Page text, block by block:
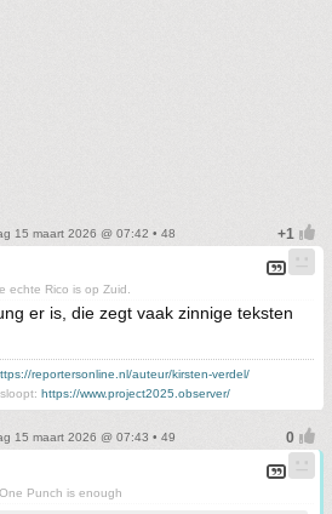
15 maart 2026 @ 07:42 • 48
echte Rico is op Zuid.
er is, die zegt vaak zinnige teksten
reportersonline.nl/auteur/kirsten-verdel/
https://www.project2025.observer/
15 maart 2026 @ 07:43 • 49
One Punch is enough